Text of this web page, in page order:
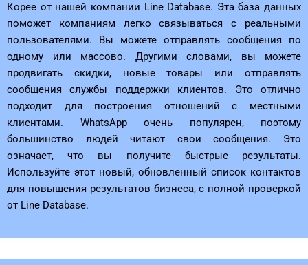
Корее от нашей компании Line Database. Эта база данных
поможет компаниям легко связываться с реальными
пользователями. Вы можете отправлять сообщения по
одному или массово. Другими словами, вы можете
продвигать скидки, новые товары или отправлять
сообщения службы поддержки клиентов. Это отлично
подходит для построения отношений с местными
клиентами. WhatsApp очень популярен, поэтому
большинство людей читают свои сообщения. Это
означает, что вы получите быстрые результаты.
Используйте этот новый, обновленный список контактов
для повышения результатов бизнеса, с полной проверкой
от Line Database.